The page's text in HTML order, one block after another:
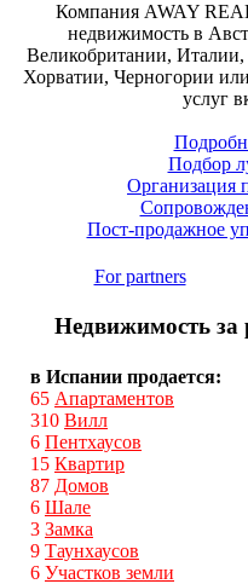
Компания AWAY
недвижимость в
Великобритании,
Хорватии, Черногории
услуг
Подбор
Организация
Пост-продажное
For partners
Недвижимость за
в Испании продается:
65 Апартаментов
310 Вилл
6 Пентхаусов
15 Квартир
87 Домов
6 Шале
3 Замка
9 Таунхаусов
6 Участков земли